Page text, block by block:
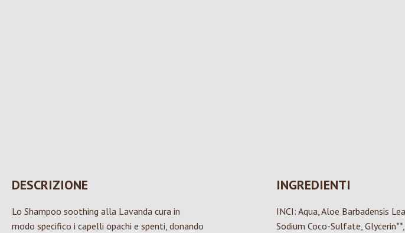
DESCRIZIONE
Lo Shampoo soothing alla Lavanda cura in
modo specifico i capelli opachi e spenti, donando
INGREDIENTI
INCI: Aqua, Aloe Barbadensis
Sodium Coco-Sulfate,